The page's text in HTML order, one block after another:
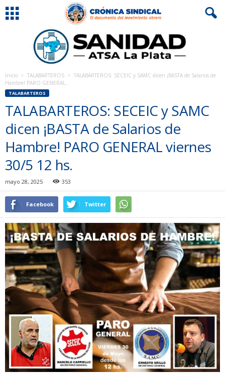
Inicio TALABARTEROS
TALABARTEROS: SECEIC y SAMC dicen ¡BASTA de Salarios de
Hambre! PARO GENERAL...
TALABARTEROS
TALABARTEROS: SECEIC y SAMC
dicen ¡BASTA de Salarios de
Hambre! PARO GENERAL viernes
30/5 12 hs.
mayo 28, 2025 353
Facebook Twitter